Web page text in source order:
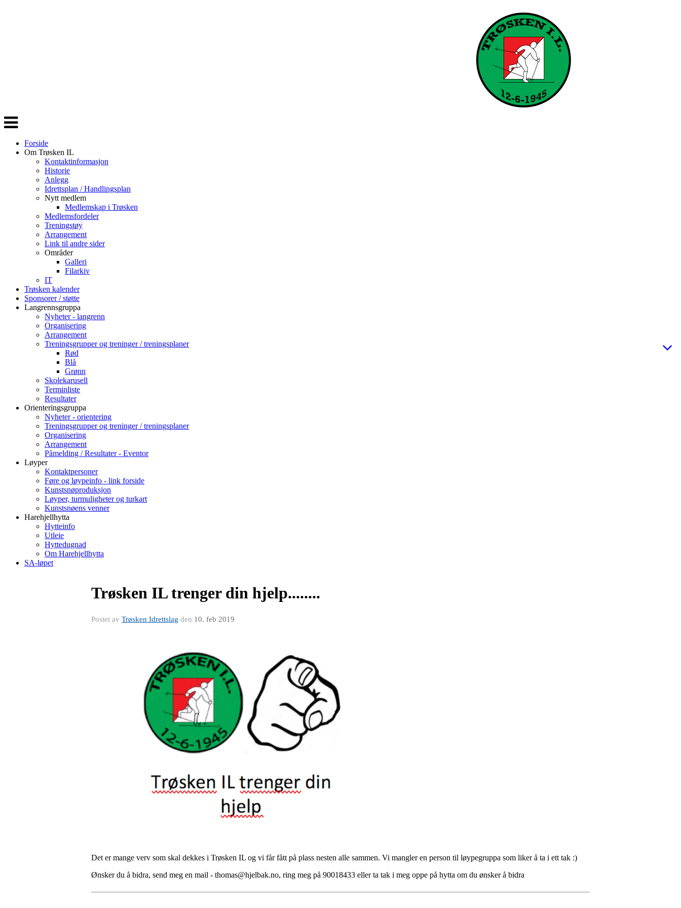
Veksle
navigasjon
Forside
Om Trøsken IL
Kontaktinformasjon
Historie
Anlegg
Idrettsplan / Handlingsplan
Nytt medlem
Medlemskap i Trøsken
Medlemsfordeler
Treningstøy
Arrangement
Link til andre sider
Områder
Galleri
Filarkiv
IT
Trøsken kalender
Sponsorer / støtte
Langrennsgruppa
Nyheter - langrenn
Organisering
Arrangement
Treningsgrupper og treninger / treningsplaner
Rød
Blå
Grønn
Skolekarusell
Terminliste
Resultater
Orienteringsgruppa
Nyheter - orientering
Treningsgrupper og treninger / treningsplaner
Organisering
Arrangement
Påmelding / Resultater - Eventor
Løyper
Kontaktpersoner
Føre og løypeinfo - link forside
Kunstsnøproduksjon
Løyper, turmuligheter og turkart
Kunstsnøens venner
Harehjellhytta
Hytteinfo
Utleie
Hyttedugnad
Om Harehjellhytta
SA-løpet
Trøsken IL trenger din hjelp........
Postet av Trøsken Idrettslag den 10. feb 2019
Det er mange verv som skal dekkes i Trøsken IL og vi får fått på plass nesten alle sammen. Vi mangler en person til løypegruppa som liker å ta i ett tak :)
Ønsker du å bidra, send meg en mail - thomas@hjelbak.no, ring meg på 90018433 eller ta tak i meg oppe på hytta om du ønsker å bidra